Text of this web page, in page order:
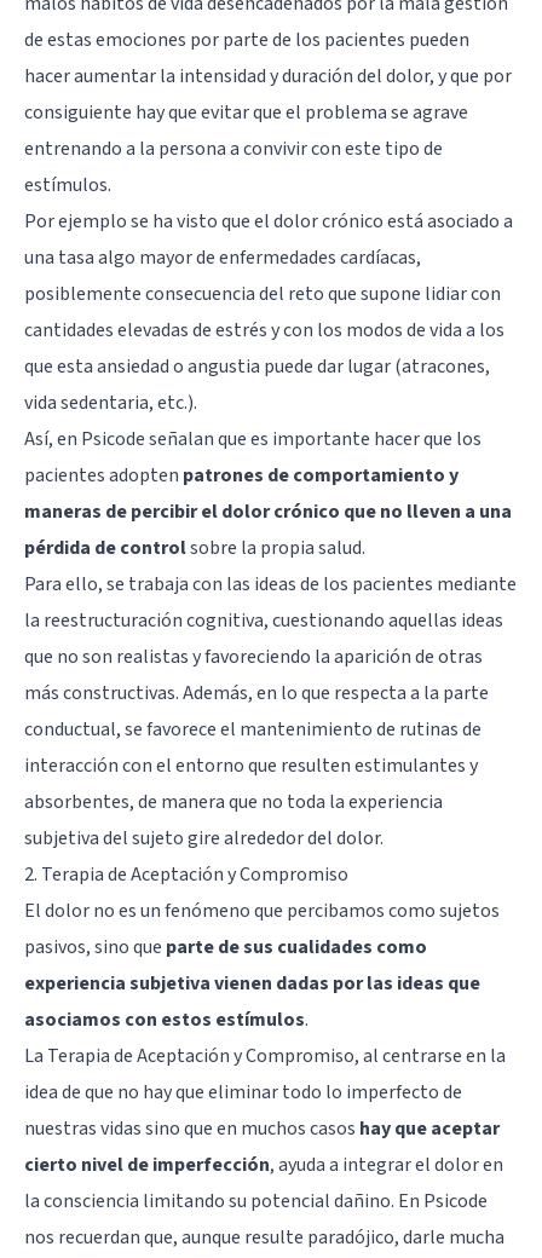
de estas emociones por parte de los pacientes pueden
hacer aumentar la intensidad y duración del dolor, y que por
consiguiente hay que evitar que el problema se agrave
entrenando a la persona a convivir con este tipo de
estímulos.
Por ejemplo se ha visto que el dolor crónico está asociado a
una tasa algo mayor de enfermedades cardíacas,
posiblemente consecuencia del reto que supone lidiar con
cantidades elevadas de estrés y con los modos de vida a los
que esta ansiedad o angustia puede dar lugar (atracones,
vida sedentaria, etc.).
Así,en Psicodeseñalan que es importante hacer que los
pacientes adopten patrones de comportamiento y
maneras de percibir el dolor crónico que no lleven a una
pérdida de controlsobre la propia salud.
Para ello, se trabaja con las ideas de los pacientes mediante
la reestructuración cognitiva, cuestionando aquellas ideas
que no son realistas y favoreciendo la aparición de otras
más constructivas. Además, en lo que respecta a la parte
conductual, se favorece el mantenimiento de rutinas de
interacción con el entorno que resulten estimulantes y
absorbentes, de manera que no toda la experiencia
subjetiva del sujeto gire alrededor del dolor.
2. Terapia de Aceptación y Compromiso
El dolor no es un fenómeno que percibamos como sujetos
pasivos, sino que parte de sus cualidades como
experiencia subjetiva vienen dadas por las ideas que
asociamos con estos estímulos.
La Terapia de Aceptación y Compromiso, al centrarse en la
idea de que no hay que eliminar todo lo imperfecto de
nuestras vidas sino que en muchos casos hay que aceptar
cierto nivel de imperfección, ayuda a integrar el dolor en
la consciencia limitando su potencial dañino. En Psicode
nos recuerdan que, aunque resulte paradójico, darle mucha